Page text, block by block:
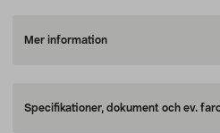
Mer information
Specifikationer, dokument och ev.